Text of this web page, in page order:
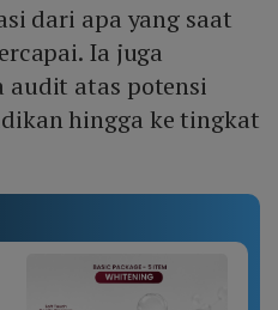
dari apa yang saat
Ia juga
audit atas potensi
hingga ke tingkat